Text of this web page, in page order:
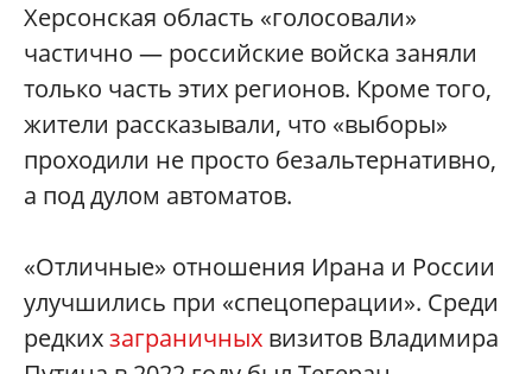
Херсонская область «голосовали»‎
частично — российские войска заняли
только часть этих регионов. Кроме того,
жители рассказывали, что «выборы»‎
проходили не просто безальтернативно,
а под дулом автоматов.
«Отличные»‎ отношения Ирана и России
улучшились при «спецоперации»‎. Среди
редкихзаграничных визитов Владимира